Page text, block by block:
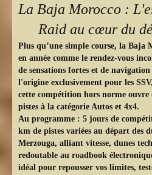
La Baja Morocco :
Raid au cœur du
Plus qu’une simple course, la Baja
en année comme le rendez-vous
de sensations fortes et de
l'origine exclusivement pour les
cette compétition hors norme ouvre
pistes à la catégorie Autos et 4x4.
Au programme : 5 jours de
km de pistes variées au départ des
Merzouga, alliant vitesse, dunes
redoutable au roadbook
idéal pour repousser vos limites,